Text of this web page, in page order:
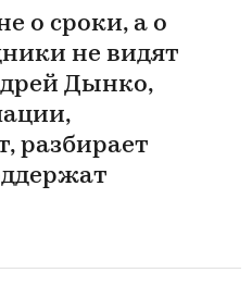
о сроки, а о
не видят
Дынко,
разбирает